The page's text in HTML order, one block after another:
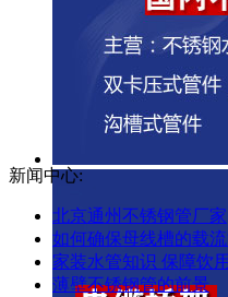
新闻中心:
北京通州不锈钢管厂家
如何确保母线槽的载
家装水管知识 保障饮
薄壁不锈钢管的前景